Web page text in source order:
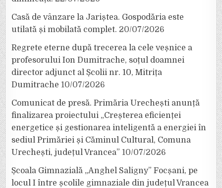
Casă de vânzare la Jariștea. Gospodăria este
utilată și mobilată complet. 20/07/2026
Regrete eterne după trecerea la cele veșnice a
profesorului Ion Dumitrache, soțul doamnei
director adjunct al Școlii nr. 10, Mitrița
Dumitrache 10/07/2026
Comunicat de presă. Primăria Urechești anunță
finalizarea proiectului „Creșterea eficienței
energetice și gestionarea inteligentă a energiei în
sediul Primăriei și Căminul Cultural, Comuna
Urechești, județul Vrancea” 10/07/2026
Școala Gimnazială „Anghel Saligny” Focșani, pe
locul I între școlile gimnaziale din județul Vrancea